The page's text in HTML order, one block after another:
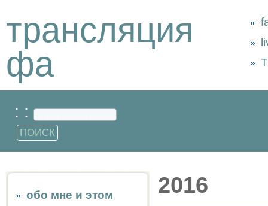
трансляция
фа
: :
обо мне и этом
2016